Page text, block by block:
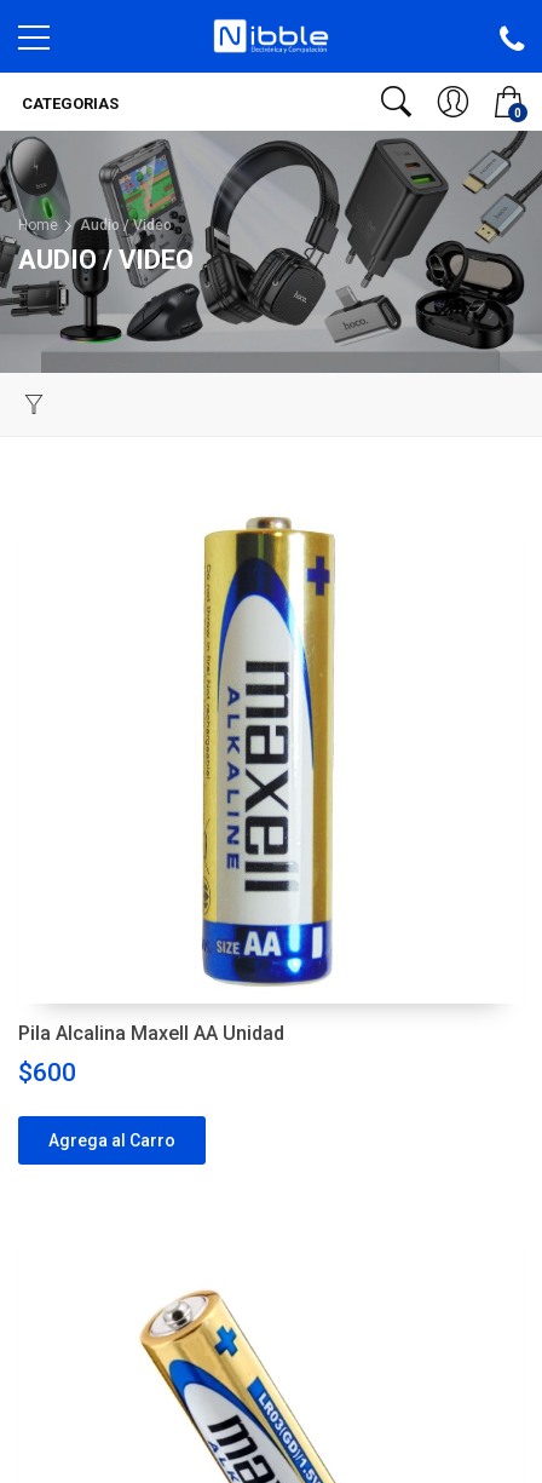
0
CATEGORIAS
Home Audio / Video
AUDIO / VIDEO
Pila Alcalina Maxell AA Unidad
$600
Agrega al Carro